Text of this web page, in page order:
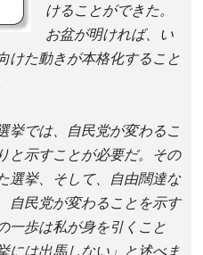
けることができた。
お盆が明ければ、い
けた動きが本格化すること
挙では、自民党が変わるこ
と示すことが必要だ。その
選挙、そして、自由闊達な
自民党が変わることを示す
一歩は私が身を引くこと
には出馬しない」と述べま